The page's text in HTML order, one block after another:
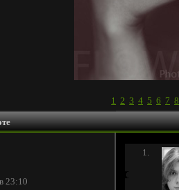
1 2 3 4 5 6 7 8
23:10
1.